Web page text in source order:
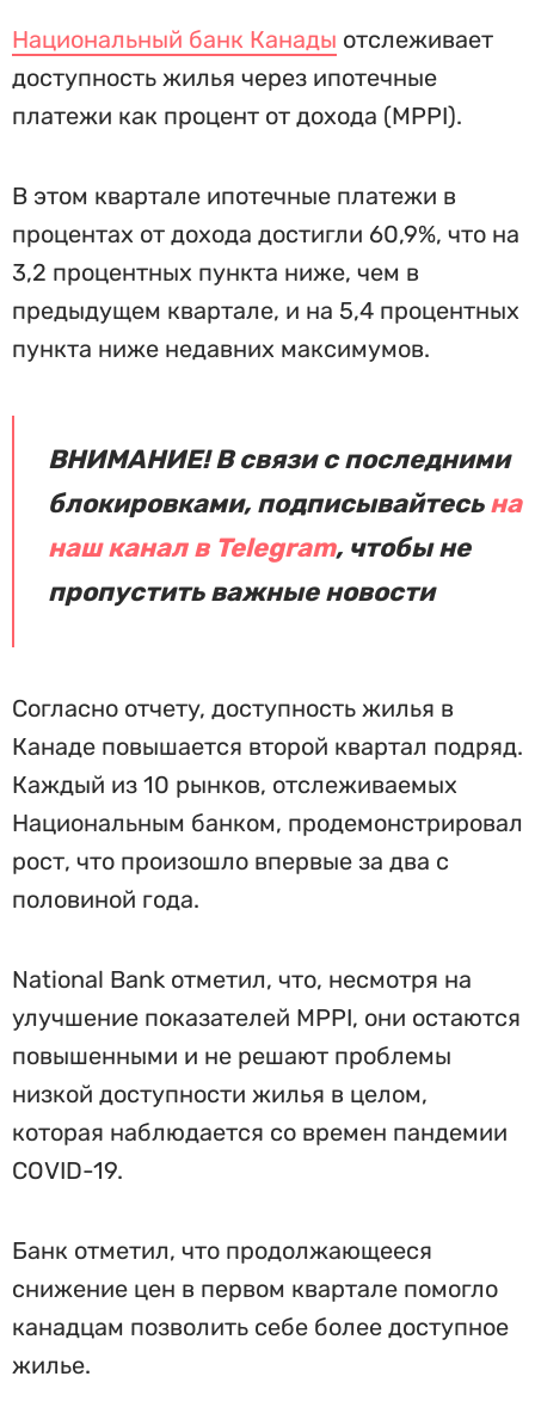
Национальный банк Канады отслеживает
доступность жилья через ипотечные
платежи как процент от дохода (MPPI).
В этом квартале ипотечные платежи в
процентах от дохода достигли 60,9%, что на
3,2 процентных пункта ниже, чем в
предыдущем квартале, и на 5,4 процентных
пункта ниже недавних максимумов.
ВНИМАНИЕ! В связи с последними
блокировками, подписывайтесьна
наш канал в Telegram, чтобы не
пропустить важные новости
Согласно отчету, доступность жилья в
Канаде повышается второй квартал подряд.
Каждый из 10 рынков, отслеживаемых
Национальным банком, продемонстрировал
рост, что произошло впервые за два с
половиной года.
National Bank отметил, что, несмотря на
улучшение показателей MPPI, они остаются
повышенными и не решают проблемы
низкой доступности жилья в целом,
которая наблюдается со времен пандемии
COVID-19.
Банк отметил, что продолжающееся
снижение цен в первом квартале помогло
канадцам позволить себе более доступное
жилье.